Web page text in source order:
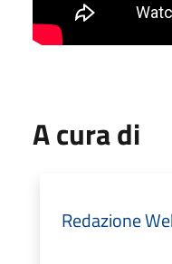
A cura di
Redazione